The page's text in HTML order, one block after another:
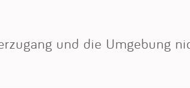
und die Umgebung